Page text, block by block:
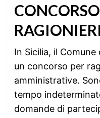
In Sicilia, il
un concorso per
amministrative.
tempo
domande di